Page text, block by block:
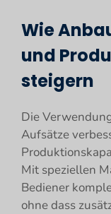
Wie
und
steigern
Die
Aufsätze
Mit speziellen
Bediener
ohne dass